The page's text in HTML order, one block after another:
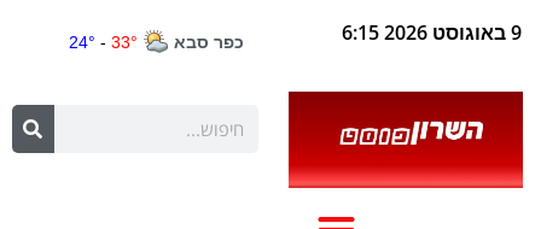
9 באוגוסט 2026 6:15